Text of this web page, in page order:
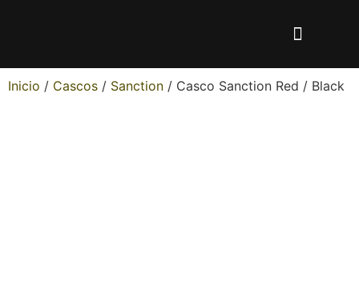
Inicio / Cascos / Sanction / Casco Sanction Red / Black